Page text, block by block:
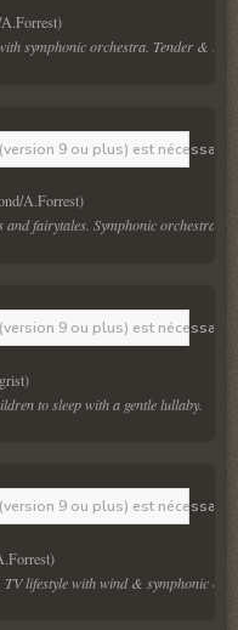
2:05 (O.Demontrond/A.Forrest)
symphonic orchestra. Tender &
9 ou plus) est
2:09 (O.Demontrond/A.Forrest)
fairytales. Symphonic orchestra.
9 ou plus) est
2:31 (OC Banks/G.Sigrist)
to sleep with a gentle lullaby.
9 ou plus) est
2:08 (O.Demontrond/A.Forrest)
lifestyle with wind & symphonic